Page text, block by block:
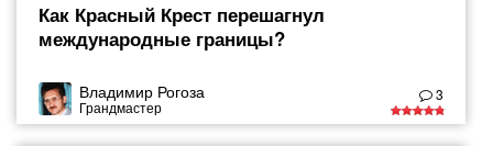
Как Красный Крест перешагнул
международные границы?
Владимир Рогоза
Грандмастер
3